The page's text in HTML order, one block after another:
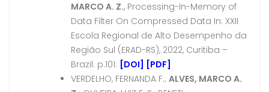
MARCO A. Z., Processing-In-Memory of
Data Filter On Compressed Data In: XXII
Escola Regional de Alto Desempenho da
Região Sul (ERAD-RS), 2022, Curitiba –
Brazil. p.101. [DOI] [PDF]
VERDELHO, FERNANDA F.; ALVES, MARCO A.